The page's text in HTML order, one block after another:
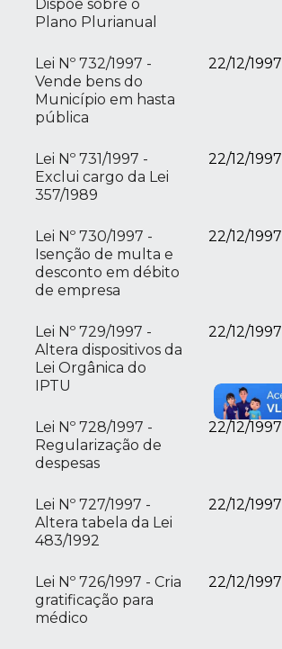
Dispõe sobre o
Plano Plurianual
Lei Nº 732/1997 -
Vende bens do
Município em hasta
pública
22/12/1997
Lei Nº 731/1997 -
Exclui cargo da Lei
357/1989
22/12/1997
Lei Nº 730/1997 -
Isenção de multa e
desconto em débito
de empresa
22/12/1997
Lei Nº 729/1997 -
Altera dispositivos da
Lei Orgânica do
IPTU
22/12/1997
Lei Nº 728/1997 -
Regularização de
despesas
22/12/1997
Lei Nº 727/1997 -
Altera tabela da Lei
483/1992
22/12/1997
Lei Nº 726/1997 - Cria
gratificação para
médico
22/12/1997